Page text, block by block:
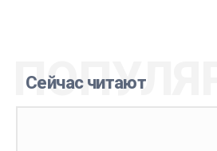
Сейчас читают